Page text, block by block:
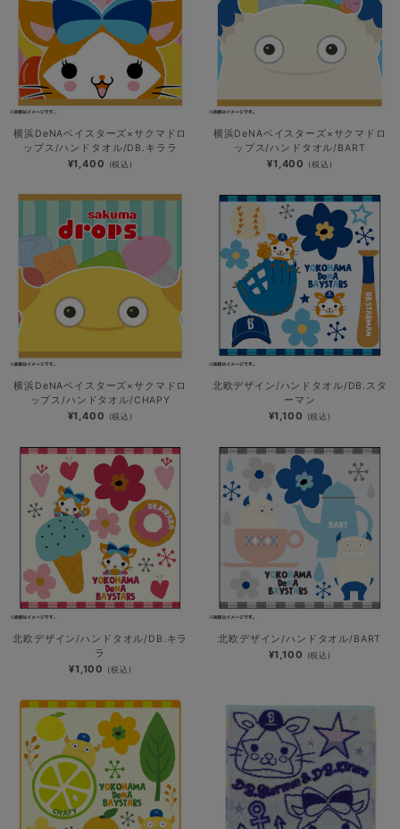
横浜DeNAベイスターズ×サクマドロ
ップス/ハンドタオル/DB.キララ
¥1,400 (税込)
横浜DeNAベイスターズ×サクマドロ
ップス/ハンドタオル/BART
¥1,400 (税込)
横浜DeNAベイスターズ×サクマドロ
ップス/ハンドタオル/CHAPY
¥1,400 (税込)
北欧デザイン/ハンドタオル/DB.スタ
ーマン
¥1,100 (税込)
北欧デザイン/ハンドタオル/DB.キラ
ラ
¥1,100 (税込)
北欧デザイン/ハンドタオル/BART
¥1,100 (税込)